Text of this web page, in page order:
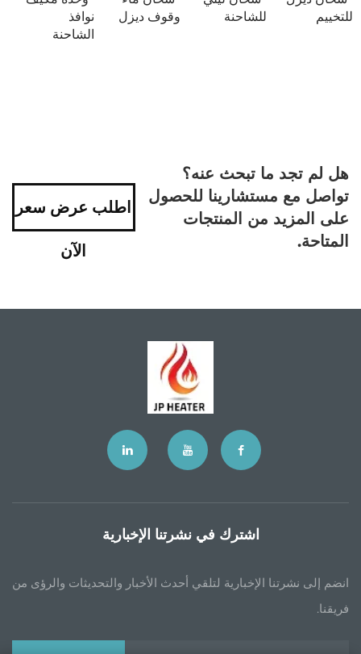
للتخييم
للشاحنة
وقوف ديزل
نوافذ
الشاحنة
هل لم تجد ما تبحث عنه؟
تواصل مع مستشارينا للحصول
على المزيد من المنتجات
المتاحة.
اطلب عرض سعر
الآن
اشترك في نشرتنا الإخبارية
انضم إلى نشرتنا الإخبارية لتلقي أحدث الأخبار والتحديثات والرؤى من
فريقنا.